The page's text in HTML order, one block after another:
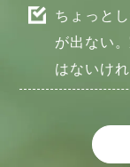
ちょっと
が出ない
はないけ